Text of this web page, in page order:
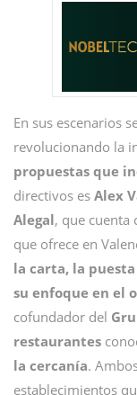
En sus escenarios
revolucionando la
propuestas que
directivos es Alex
Alegal, que cuenta
que ofrece en
la carta, la
su enfoque en el
cofundador del
restaurantes
la cercanía.
establecimientos